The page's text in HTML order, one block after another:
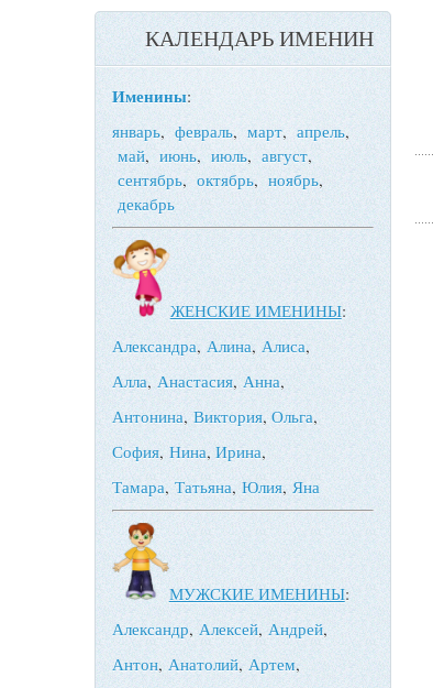
КАЛЕНДАРЬ ИМЕНИН
Именины:
январь,февраль, март, апрель,
май, июнь, июль,август,
сентябрь, октябрь, ноябрь,
декабрь
ЖЕНСКИЕ ИМЕНИНЫ:
Александра, Алина, Алиса,
Алла, Анастасия,Анна,
Антонина,Виктория,Ольга,
София, Нина, Ирина,
Тамара, Татьяна,Юлия, Яна
МУЖСКИЕ ИМЕНИНЫ:
Александр,Алексей,Андрей,
Антон, Анатолий,Артем,